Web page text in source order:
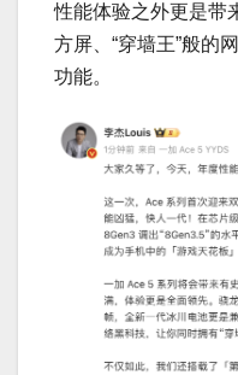
性能体验之外更是带
方屏、“穿墙王”般的
功能。